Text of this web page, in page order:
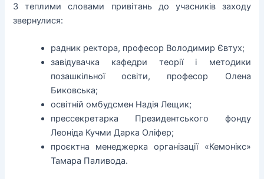
З теплими словами привітань до учасників заходу
звернулися:
радник ректора, професор Володимир Євтух;
завідувачка кафедри теорії і методики
позашкільної освіти, професор Олена
Биковська;
освітній омбудсмен Надія Лещик;
прессекретарка Президентського фонду
Леоніда Кучми Дарка Оліфер;
проєктна менеджерка організації «Кемонікс»
Тамара Паливода.